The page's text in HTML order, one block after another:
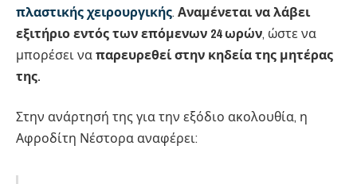
πλαστικής χειρουργικής. Αναμένεται να λάβει
εξιτήριο εντός των επόμενων 24 ωρών, ώστε να
μπορέσει ναπαρευρεθεί στην κηδεία της μητέρας
της.
Στην ανάρτησή της για την εξόδιο ακολουθία, η
Αφροδίτη Νέστορα αναφέρει: